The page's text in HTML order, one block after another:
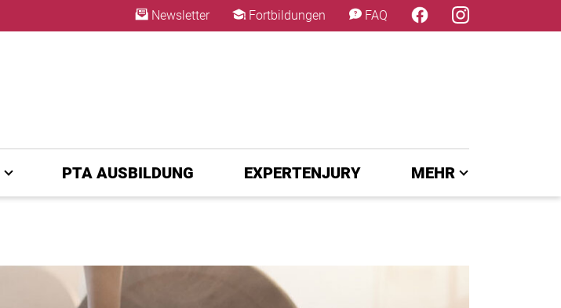
Newsletter Fortbildungen FAQ
PTA AUSBILDUNG EXPERTENJURY MEHR
×